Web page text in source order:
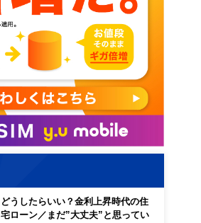
どうしたらいい？金利上昇時代の住
宅ローン／まだ”大丈夫”と思ってい